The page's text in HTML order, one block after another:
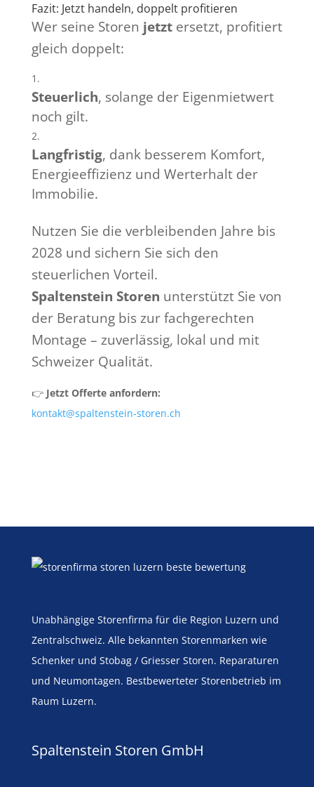
Fazit: Jetzt handeln, doppelt profitieren
Wer seine Storen jetztersetzt, profitiert
gleich doppelt:
Steuerlich, solange der Eigenmietwert
noch gilt.
Langfristig, dank besserem Komfort,
Energieeffizienz und Werterhalt der
Immobilie.
Nutzen Sie die verbleibenden Jahre bis
2028 und sichern Sie sich den
steuerlichen Vorteil.
Spaltenstein Storen unterstützt Sie von
der Beratung bis zur fachgerechten
Montage – zuverlässig, lokal und mit
Schweizer Qualität.
👉 Jetzt Offerte anfordern:
kontakt@spaltenstein-storen.ch
Unabhängige Storenfirma für die Region Luzern und
Zentralschweiz. Alle bekannten Storenmarken wie
Schenker und Stobag / Griesser Storen. Reparaturen
und Neumontagen. Bestbewerteter Storenbetrieb im
Raum Luzern.
Spaltenstein Storen GmbH